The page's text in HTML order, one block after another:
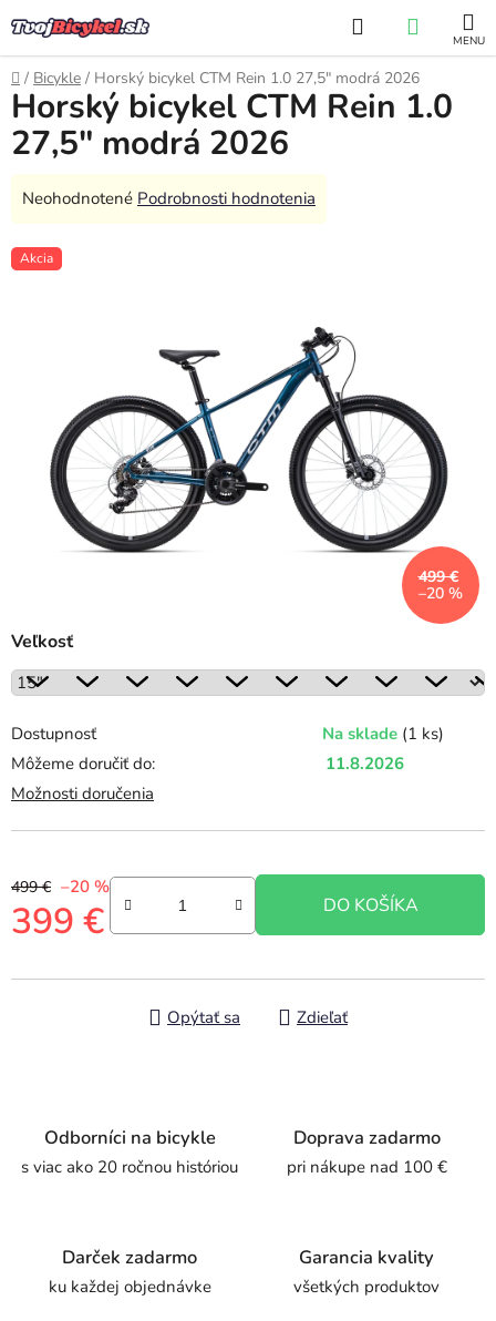
na
obsah
Hľadať
KOŠÍK
Domov
/ Bicykle / Horský bicykel CTM Rein 1.0 27,5" modrá 2026
Veľkosť
Dostupnosť Na sklade (1 ks)
Môžeme doručiť do:
11.8.2026
Možnosti doručenia
499 € –20 %
399 € DO KOŠÍKA
Opýtať sa Zdieľať
Horský bicykel CTM Rein 1.0
27,5" modrá 2026
Priemerné
produktu
Neohodnotené Podrobnosti hodnotenia
Akcia
499 €
–20 %
Odborníci na bicykle
s viac ako 20 ročnou históriou
Doprava zadarmo
pri nákupe nad 100 €
Darček zadarmo
ku každej objednávke
Garancia kvality
všetkých produktov